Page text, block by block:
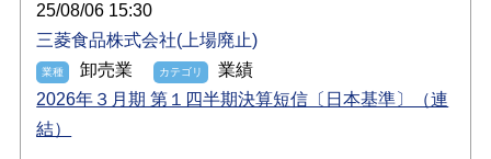
25/08/06 15:30
三菱食品株式会社(上場廃止)
卸売業
業績
2026年３月期 第１四半期決算短信〔日本基準〕（連
結）